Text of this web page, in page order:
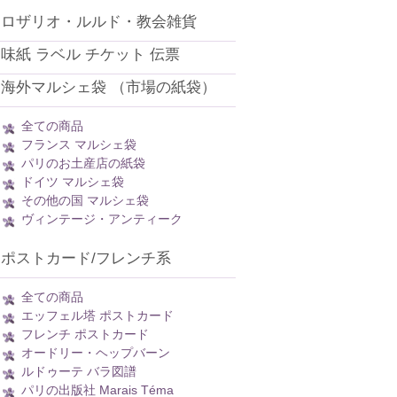
ロザリオ・ルルド・教会雑貨
味紙 ラベル チケット 伝票
海外マルシェ袋 （市場の紙袋）
全ての商品
フランス マルシェ袋
パリのお土産店の紙袋
ドイツ マルシェ袋
その他の国 マルシェ袋
ヴィンテージ・アンティーク
ポストカード/フレンチ系
全ての商品
エッフェル塔 ポストカード
フレンチ ポストカード
オードリー・ヘップバーン
ルドゥーテ バラ図譜
パリの出版社 Marais Téma